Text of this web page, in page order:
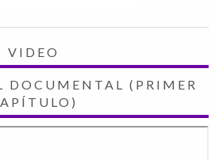
VIDEO
DOCUMENTAL (PRIMER